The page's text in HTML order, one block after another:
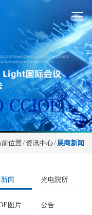
前位置/资讯中心/展商新闻
闻 光电院所
图片 公告